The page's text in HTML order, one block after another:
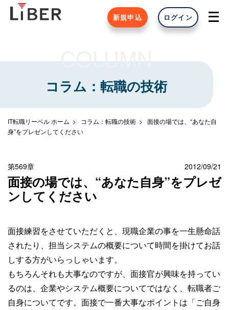
新規申込 ログイン
COLUMN
コラム：転職の技術
IT転職リーベル ホーム コラム：転職の技術
面接の場では、“あなた自
身”をプレゼンしてください
第569章 2012/09/21
面接の場では、“あなた自身”をプレゼ
ンしてください
面接練習をさせていただくと、現職企業の事を一生懸命話
されたり、担当システムの概要について時間を掛けてお話
しする方がいらっしゃいます。
もちろんそれも大事なのですが、面接官が興味を持ってい
るのは、企業やシステム概要についてではなく、転職者ご
自身についてです。面接で一番大事なポイントは「ご自身